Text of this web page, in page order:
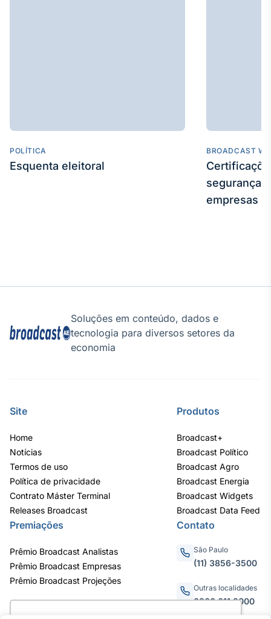
POLÍTICA
Esquenta eleitoral
BROADCAST
segurança
empresas
Soluções em conteúdo, dados e
tecnologia para diversos setores da
economia
Site
Home
Notícias
Termos de uso
Política de privacidade
Contrato Máster Terminal
Releases Broadcast
Produtos
Broadcast+
Broadcast Político
Broadcast Agro
Broadcast Energia
Broadcast Widgets
Broadcast Data Feed
Premiações
Prêmio Broadcast Analistas
Prêmio Broadcast Empresas
Prêmio Broadcast Projeções
Contato
São Paulo
(11) 3856-3500
Outras localidades
0800.011.3000